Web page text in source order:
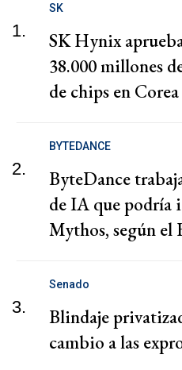
1.
SK
SK Hynix
38.000 millones
de chips en
2.
BYTEDANCE
ByteDance
de IA que podría
Mythos, según el
3.
Senado
Blindaje
cambio a las